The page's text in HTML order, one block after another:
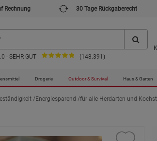
Rechnung 30 Tage Rückgaberecht
- SEHR GUT (148.391)
Drogerie Outdoor & Survival Haus & Garten
/Energiesparend /für alle Herdarten und